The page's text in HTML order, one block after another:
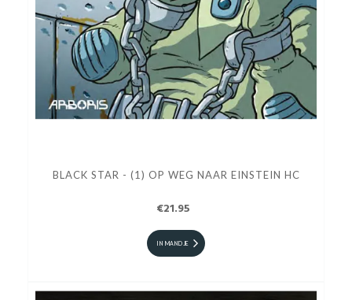
BLACK STAR - (1) OP WEG NAAR EINSTEIN HC
€21.95
IN MANDJE